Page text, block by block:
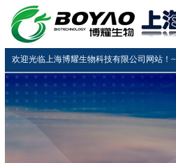
欢迎光临上海博耀生物科技有限公司网站！~